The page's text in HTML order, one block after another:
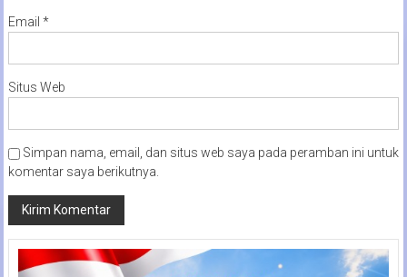
Email *
Situs Web
Simpan nama, email, dan situs web saya pada peramban ini untuk
komentar saya berikutnya.